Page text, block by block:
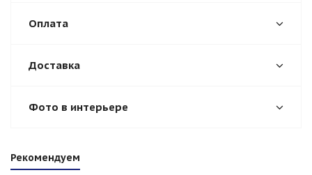
Оплата
Доставка
Фото в интерьере
Рекомендуем